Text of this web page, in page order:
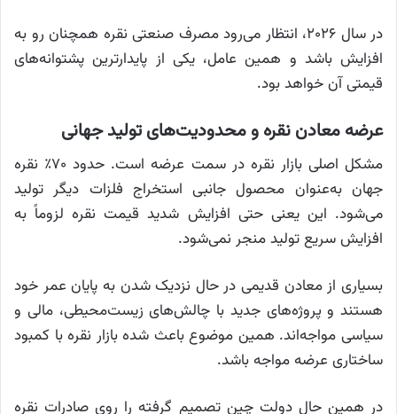
در سال ۲۰۲۶، انتظار می‌رود مصرف صنعتی نقره همچنان رو به
افزایش باشد و همین عامل، یکی از پایدارترین پشتوانه‌های
قیمتی آن خواهد بود.
عرضه معادن نقره و محدودیت‌های تولید جهانی
مشکل اصلی بازار نقره در سمت عرضه است. حدود ۷۰٪ نقره
جهان به‌عنوان محصول جانبی استخراج فلزات دیگر تولید
می‌شود. این یعنی حتی افزایش شدید قیمت نقره لزوماً به
افزایش سریع تولید منجر نمی‌شود.
بسیاری از معادن قدیمی در حال نزدیک شدن به پایان عمر خود
هستند و پروژه‌های جدید با چالش‌های زیست‌محیطی، مالی و
سیاسی مواجه‌اند. همین موضوع باعث شده بازار نقره با کمبود
ساختاری عرضه مواجه باشد.
در همین حال دولت چین تصمیم گرفته را روی صادرات نقره